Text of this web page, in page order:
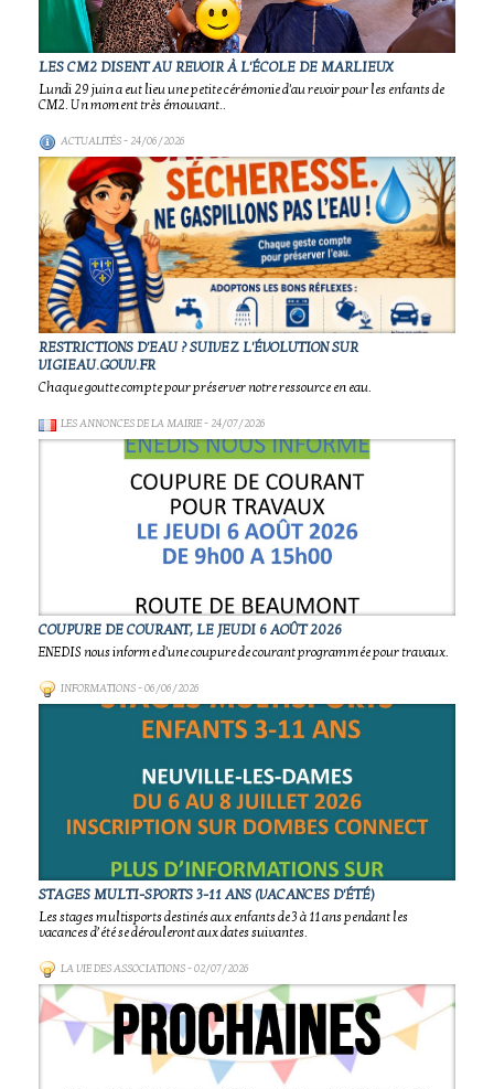
LES CM2 DISENT AU REVOIR À L'ÉCOLE DE MARLIEUX
Lundi 29 juin a eut lieu une petite cérémonie d'au revoir pour les enfants de
CM2. Un moment très émouvant..
ACTUALITÉS- 24/06/2026
RESTRICTIONS D'EAU ? SUIVEZ L'ÉVOLUTION SUR
VIGIEAU.GOUV.FR
Chaque goutte compte pour préserver notre ressource en eau.
LES ANNONCES DE LA MAIRIE- 24/07/2026
COUPURE DE COURANT, LE JEUDI 6 AOÛT 2026
ENEDIS nous informe d'une coupure de courant programmée pour travaux.
INFORMATIONS- 06/06/2026
STAGES MULTI-SPORTS 3-11 ANS (VACANCES D'ÉTÉ)
Les stages multisports destinés aux enfants de 3 à 11 ans pendant les
vacances d’été se dérouleront aux dates suivantes.
LA VIE DES ASSOCIATIONS- 02/07/2026